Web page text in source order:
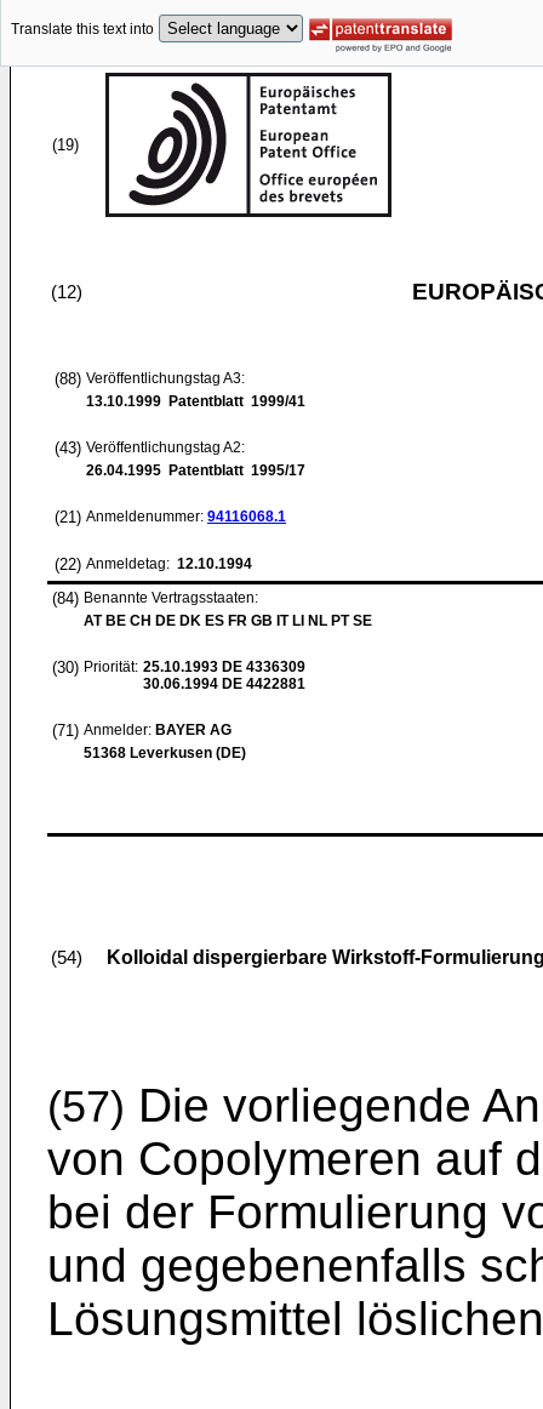
Translate this text into
(19)
(12)
(88) Veröffentlichungstag A3:
13.10.1999 Patentblatt 1999/41
(43) Veröffentlichungstag A2:
26.04.1995 Patentblatt 1995/17
(21) Anmeldenummer: 94116068.1
(22) Anmeldetag: 12.10.1994
(84) Benannte Vertragsstaaten:
AT BE CH DE DK ES FR GB IT LI NL PT SE
(30) Priorität: 25.10.1993 DE 4336309
30.06.1994 DE 4422881
(71) Anmelder: BAYER AG
51368 Leverkusen (DE)
(54) Kolloidal dispergierbare Wirkstoff-
(57) Die vorliegende
von Copolymeren auf
bei der Formulierung
und gegebenenfalls
Lösungsmittel